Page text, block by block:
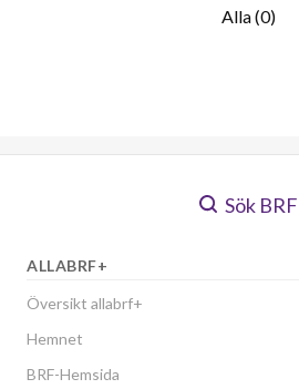
Alla (0)
Sök BRF
ALLABRF+
Översikt allabrf+
Hemnet
BRF-Hemsida